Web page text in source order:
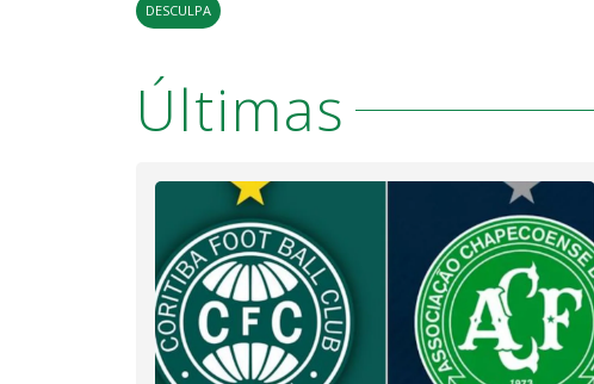
DESCULPA
Últimas